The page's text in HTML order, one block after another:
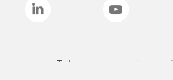
Todas as marcas mencionadas